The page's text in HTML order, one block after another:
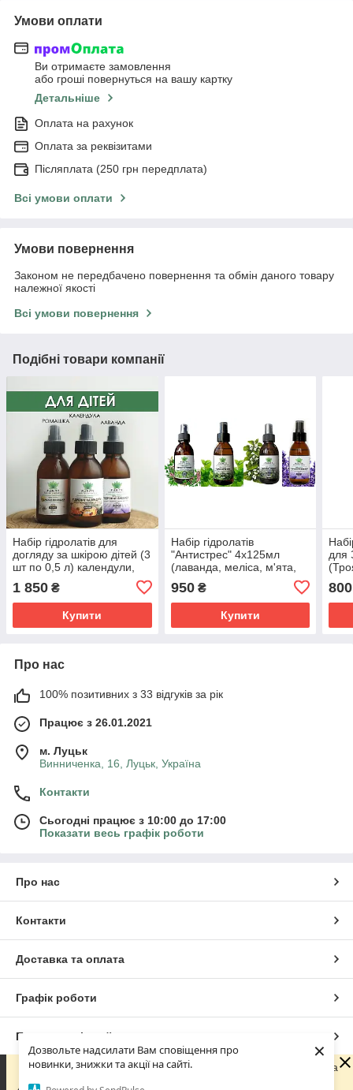
Дозвольте надсилати Вам сповіщення про
новинки, знижки та акції на сайті.
×
Умови оплати
Ви отримаєте замовлення
або гроші повернуться на вашу картку
Детальніше
Оплата на рахунок
Оплата за реквізитами
Післяплата (250 грн передплата)
Всі умови оплати
Умови повернення
Законом не передбачено повернення та обмін даного товару
належної якості
Всі умови повернення
Подібні товари компанії
Набір гідролатів для
догляду за шкірою дітей (3
шт по 0,5 л) календули,
1 850 ₴
Купити
Набір гідролатів
"Антистрес" 4х125мл
(лаванда, меліса, м'ята,
950₴
Купити
для
800
Про нас
100% позитивних з 33 відгуків за рік
Працює з 26.01.2021
м. Луцьк
Винниченка, 16, Луцьк, Україна
Контакти
Сьогодні працює з 10:00 до 17:00
Показати весь графік роботи
Про нас
Контакти
Доставка та оплата
Графік роботи
Повна версія сайту
Шановні покупці! З 29 липня по 18 серпня наша команда